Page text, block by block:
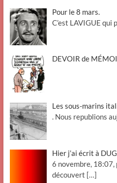
Pour le 8 mars.
C’est LAVIGUE qui
DEVOIR de
Les sous-marins
. Nous republions
Hier j’ai écrit à
6 novembre, 18:07,
découvert […]